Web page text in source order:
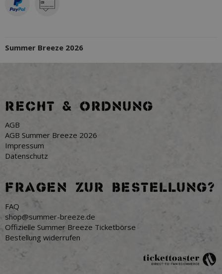
Summer Breeze 2026
RECHT & ORDNUNG
AGB
AGB Summer Breeze 2026
Impressum
Datenschutz
FRAGEN ZUR BESTELLUNG?
FAQ
shop@summer-breeze.de
Offizielle Summer Breeze Ticketbörse
Bestellung widerrufen